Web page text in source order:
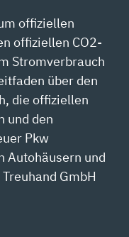
offiziellen
offiziellen CO2-
Stromverbrauch
über den
die offiziellen
und den
Pkw
Autohäusern und
GmbH